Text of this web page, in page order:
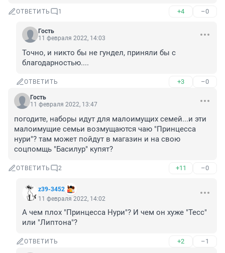
ОТВЕТИТЬ 1 +4 –0
Гость
11 февраля 2022, 14:03
Точно, и никто бы не гундел, приняли бы с
благодарностью....
ОТВЕТИТЬ +3 –0
Гость
11 февраля 2022, 13:47
погодите, наборы идут для малоимущих семей...и эти
малоимущие семьи возмущаются чаю "Принцесса
нури"? там может пойдут в магазин и на свою
соцпомщь "Басилур" купят?
ОТВЕТИТЬ 2 +11 –0
z39-3452
11 февраля 2022, 14:02
А чем плох "Принцесса Нури"? И чем он хуже "Тесс"
или "Липтона"?
ОТВЕТИТЬ +2 –1